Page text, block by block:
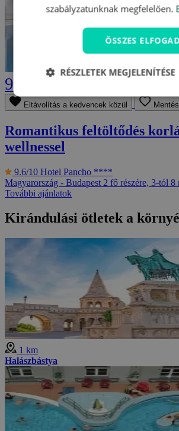
99 900 Ft
Eltávolítás a kedvencek közül
Romantikus feltöltődés
wellnessel
9.6/10 Hotel Pancho ****
Magyarország - Budapest 2 fő részére, 3-tól 8
További ajánlatok
Kirándulási ötletek a
1 km
Halászbástya
szabályzatunknak megfelelően.
ÖSSZES
RÉSZLETEK MEGJELENÍTÉSE